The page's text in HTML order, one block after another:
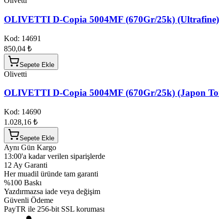
OLIVETTI D-Copia 5004MF (670Gr/25k) (Ultrafine)
Kod: 14691
850,04 ₺
Sepete Ekle
Olivetti
OLIVETTI D-Copia 5004MF (670Gr/25k) (Japon
Kod: 14690
1.028,16 ₺
Sepete Ekle
Aynı Gün Kargo
13:00'a kadar verilen siparişlerde
12 Ay Garanti
Her muadil üründe tam garanti
%100 Baskı
Yazdırmazsa iade veya değişim
Güvenli Ödeme
PayTR ile 256-bit SSL koruması